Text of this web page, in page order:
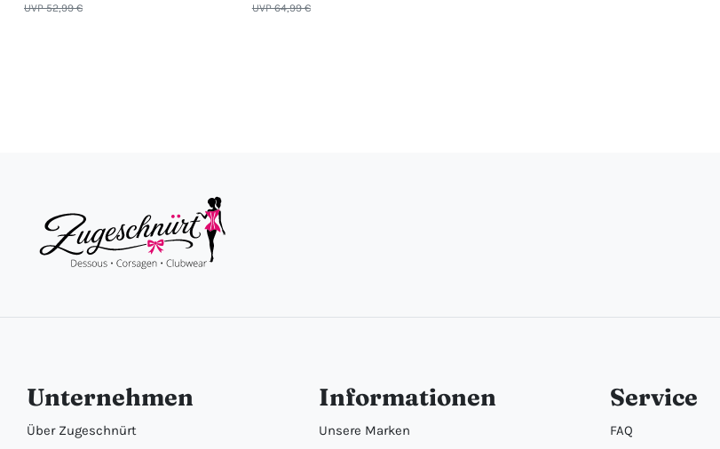
UVP 52,99 € UVP 64,99 €
Unternehmen
Über Zugeschnürt
Informationen
Unsere Marken
Service
FAQ